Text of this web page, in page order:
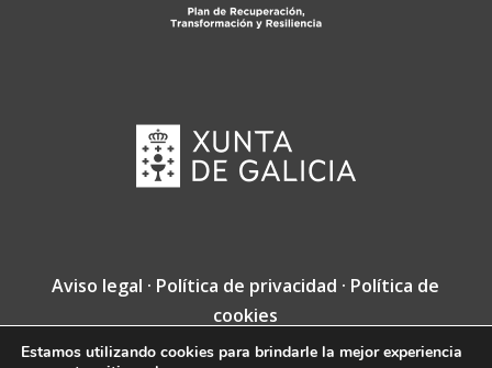
Aviso legal · Política de privacidad · Política de
cookies
Copyright © Fundación Jacobea · Diseño web
Estamos utilizando cookies para brindarle la mejor experiencia